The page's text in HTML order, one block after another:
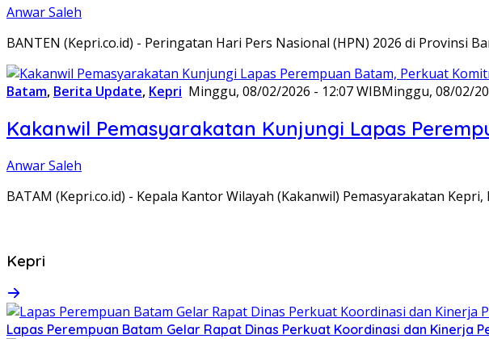
Anwar Saleh
BANTEN (Kepri.co.id) - Peringatan Hari Pers Nasional (HPN) 2026 di Provinsi
Batam, Berita Update, Kepri Minggu, 08/02/2026 - 12:07 WIBMinggu, 08/02/
Kakanwil Pemasyarakatan Kunjungi Lapas
Anwar Saleh
BATAM (Kepri.co.id) - Kepala Kantor Wilayah (Kakanwil) Pemasyarakatan
Kepri
Lapas Perempuan Batam Gelar Rapat Dinas Perkuat Koordinasi dan Kinerja